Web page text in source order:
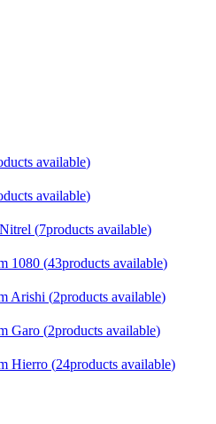
available)
available)
(7products available)
1080 (43products available)
Arishi (2products available)
Garo (2products available)
Hierro (24products available)